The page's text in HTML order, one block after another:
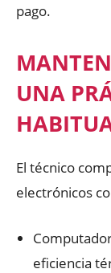
pago.
UNA
El técnico
electrónicos
eficiencia